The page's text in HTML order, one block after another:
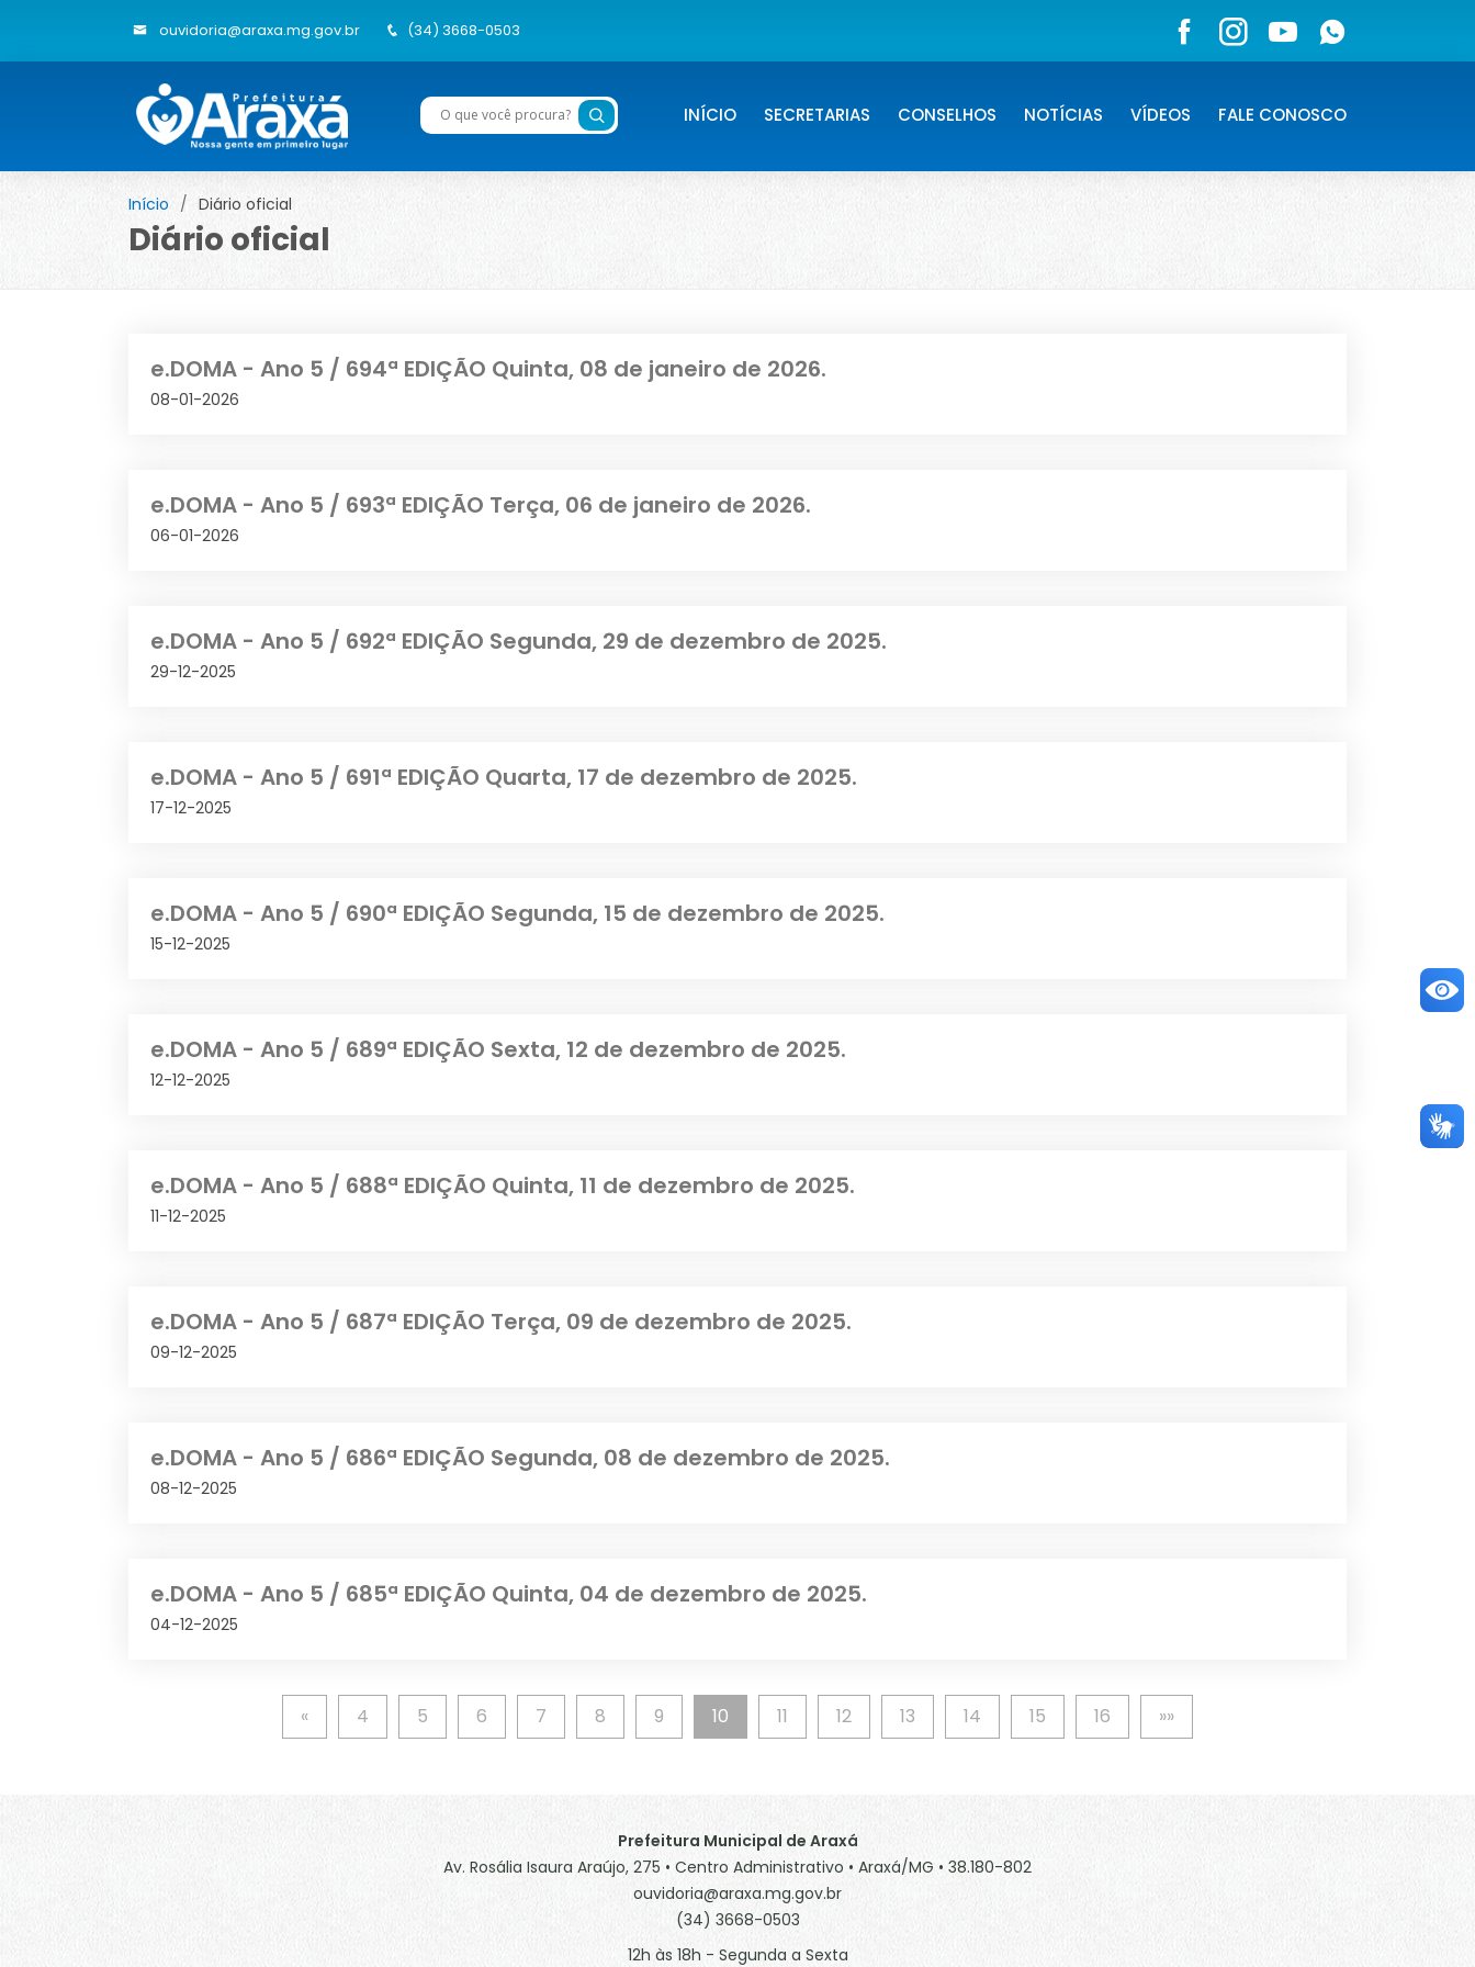
ouvidoria@araxa.mg.gov.br (34) 3668-0503
INÍCIO SECRETARIAS CONSELHOS NOTÍCIAS VÍDEOS FALE CONOSCO
Início Diário oficial
Diário oficial
e.DOMA - Ano 5 / 694ª EDIÇÃO Quinta, 08 de janeiro de 2026.
08-01-2026
e.DOMA - Ano 5 / 693ª EDIÇÃO Terça, 06 de janeiro de 2026.
06-01-2026
e.DOMA - Ano 5 / 692ª EDIÇÃO Segunda, 29 de dezembro de 2025.
29-12-2025
e.DOMA - Ano 5 / 691ª EDIÇÃO Quarta, 17 de dezembro de 2025.
17-12-2025
e.DOMA - Ano 5 / 690ª EDIÇÃO Segunda, 15 de dezembro de 2025.
15-12-2025
e.DOMA - Ano 5 / 689ª EDIÇÃO Sexta, 12 de dezembro de 2025.
12-12-2025
e.DOMA - Ano 5 / 688ª EDIÇÃO Quinta, 11 de dezembro de 2025.
11-12-2025
e.DOMA - Ano 5 / 687ª EDIÇÃO Terça, 09 de dezembro de 2025.
09-12-2025
e.DOMA - Ano 5 / 686ª EDIÇÃO Segunda, 08 de dezembro de 2025.
08-12-2025
e.DOMA - Ano 5 / 685ª EDIÇÃO Quinta, 04 de dezembro de 2025.
04-12-2025
« 4 5 6 7 8 9 10 11 12 13 14 15 16 »»
Prefeitura Municipal de Araxá
Av. Rosália Isaura Araújo, 275 • Centro Administrativo • Araxá/MG • 38.180-802
ouvidoria@araxa.mg.gov.br
(34) 3668-0503
12h às 18h - Segunda a Sexta